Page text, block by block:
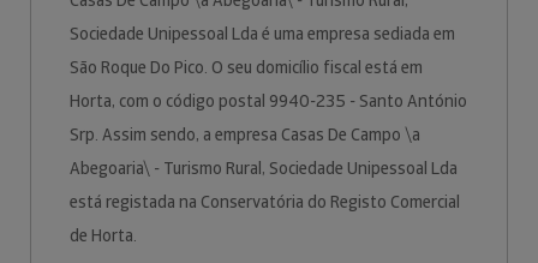
Sociedade Unipessoal Lda é uma empresa sediada em
São Roque Do Pico. O seu domicílio fiscal está em
Horta, com o código postal 9940-235 - Santo António
Srp. Assim sendo, a empresa Casas De Campo \a
Abegoaria\ - Turismo Rural, Sociedade Unipessoal Lda
está registada na Conservatória do Registo Comercial
de Horta.